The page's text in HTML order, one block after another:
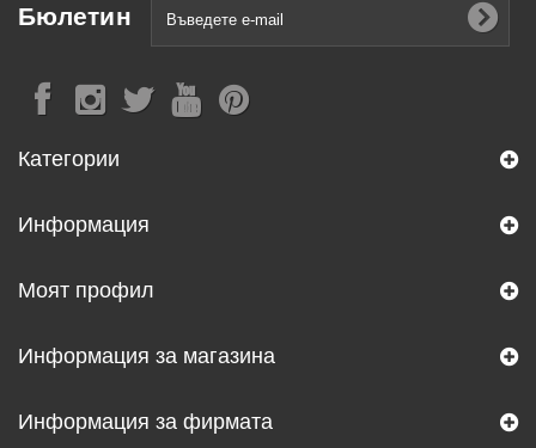
Бюлетин
Категории
Информация
Моят профил
Информация за магазина
Информация за фирмата